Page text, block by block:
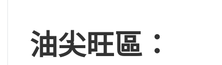
油尖旺區：